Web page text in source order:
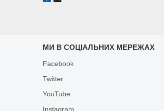
МИ В СОЦІАЛЬНИХ МЕРЕЖАХ
Facebook
Twitter
YouTube
Instagram